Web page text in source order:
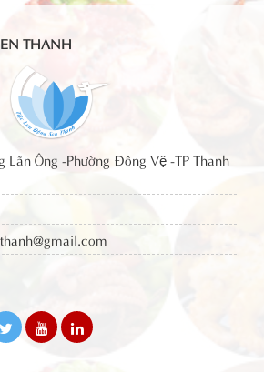
THANH
Lãn Ông -Phường Đông Vệ -TP Thanh